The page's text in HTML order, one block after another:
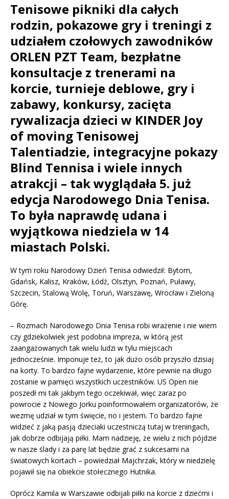
Tenisowe pikniki dla całych
rodzin, pokazowe gry i treningi z
udziałem czołowych zawodników
ORLEN PZT Team, bezpłatne
konsultacje z trenerami na
korcie, turnieje deblowe, gry i
zabawy, konkursy, zacięta
rywalizacja dzieci w KINDER Joy
of moving Tenisowej
Talentiadzie, integracyjne pokazy
Blind Tennisa i wiele innych
atrakcji – tak wyglądała 5. już
edycja Narodowego Dnia Tenisa.
To była naprawdę udana i
wyjątkowa niedziela w 14
miastach Polski.
W tym roku Narodowy Dzień Tenisa odwiedził: Bytom,
Gdańsk, Kalisz, Kraków, Łódź, Olsztyn, Poznań, Puławy,
Szczecin, Stalową Wolę, Toruń, Warszawę, Wrocław i Zieloną
Górę.
– Rozmach Narodowego Dnia Tenisa robi wrażenie i nie wiem
czy gdziekolwiek jest podobna impreza, w którą jest
zaangażowanych tak wielu ludzi w tylu miejscach
jednocześnie. Imponuje też, to jak dużo osób przyszło dzisiaj
na korty. To bardzo fajne wydarzenie, które pewnie na długo
zostanie w pamięci wszystkich uczestników. US Open nie
poszedł mi tak jakbym tego oczekiwał, więc zaraz po
powrocie z Nowego Jorku poinformowałem organizatorów, że
wezmę udział w tym święcie, no i jestem. To bardzo fajne
widzieć z jaką pasją dzieciaki uczestniczą tutaj w treningach,
jak dobrze odbijają piłki. Mam nadzieję, że wielu z nich pójdzie
w nasze ślady i za parę lat będzie grać z sukcesami na
światowych kortach – powiedział Majchrzak, który w niedzielę
pojawił się na obiekcie stołecznego Hutnika.
Oprócz Kamila w Warszawie odbijali piłki na korcie z dziećmi i